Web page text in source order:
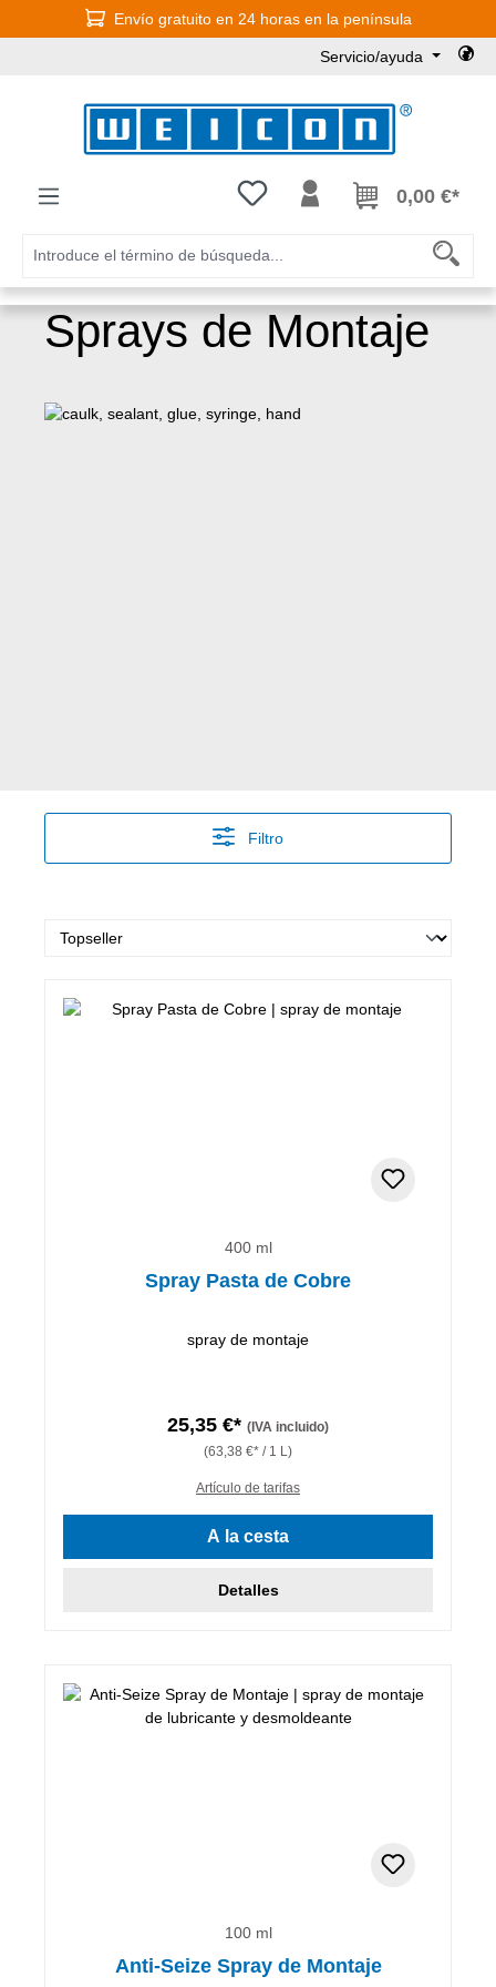
Saltar al contenido principalEnvío gratuito en 24 horas en la península
Servicio/ayuda
Tienes 0 artículos en tu lista de
0,00 €*
Sprays de Montaje
Filtro
400 ml
Spray Pasta de Cobre
spray de montaje
25,35 €* (IVA incluido)
(63,38 €* / 1 L)
Artículo de tarifas
A la cesta
Detalles
100 ml
Anti-Seize Spray de Montaje